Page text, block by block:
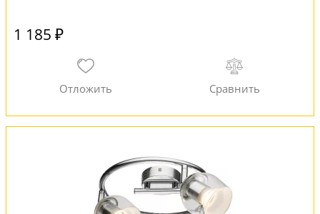
1 185 ₽